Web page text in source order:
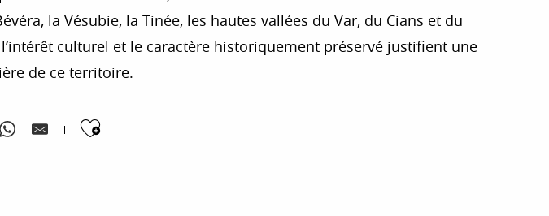
la Vésubie, la Tinée, les hautes vallées du Var, du Cians et du
culturel et le caractère historiquement préservé justifient une
de ce territoire.
Ajouter aux favoris